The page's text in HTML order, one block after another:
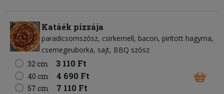
Katáék pizzája
paradicsomszósz csirkemell bacon pirított hagyma
csemegeuborka sajt BBQ szósz
32 cm
3 110 Ft
40 cm 4 690 Ft
57 cm 7 110 Ft